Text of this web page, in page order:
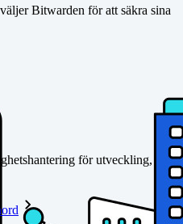
Bitwarden för att säkra sina
för utveckling,